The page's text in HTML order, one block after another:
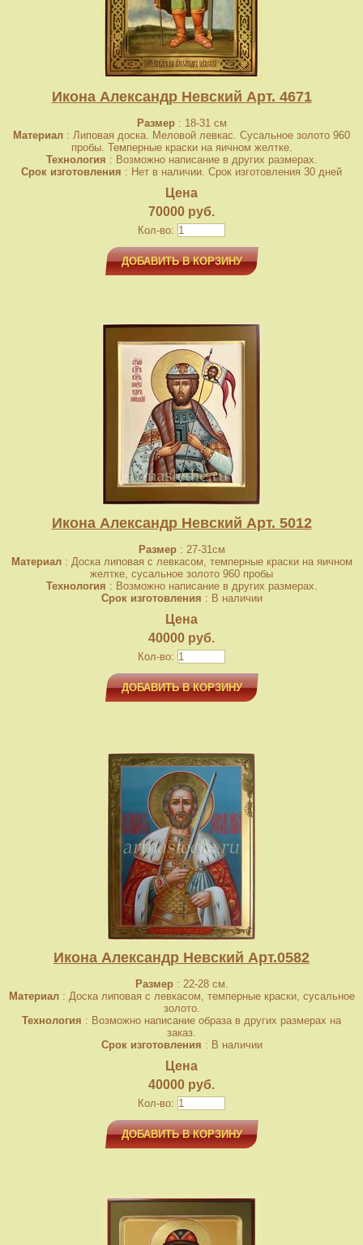
Икона Александр Невский Арт. 4671
Размер: 18-31 см
Материал : Липовая доска. Меловой левкас. Сусальное золото 960
пробы. Темперные краски на яичном желтке.
Технология : Возможно написание в других размерах.
Срок изготовления : Нет в наличии. Срок изготовления 30 дней
Цена
70000 руб.
Кол-во:
ДОБАВИТЬ В КОРЗИНУ
Икона Александр Невский Арт. 5012
Размер: 27-31см
Материал: Доска липовая с левкасом, темперные краски на яичном
желтке, сусальное золото 960 пробы
Технология : Возможно написание в других размерах.
Срок изготовления : В наличии
Цена
40000 руб.
Кол-во:
ДОБАВИТЬ В КОРЗИНУ
Икона Александр Невский Арт.0582
Размер: 22-28 см.
Материал: Доска липовая с левкасом, темперные краски, сусальное
золото.
Технология : Возможно написание образа в других размерах на
заказ.
Срок изготовления : В наличии
Цена
40000 руб.
Кол-во:
ДОБАВИТЬ В КОРЗИНУ